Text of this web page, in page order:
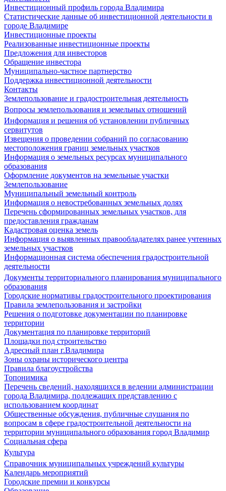
Инвестиционный профиль города Владимира
Статистические данные об инвестиционной деятельности в
городе Владимире
Инвестиционные проекты
Реализованные инвестиционные проекты
Предложения для инвесторов
Обращение инвестора
Муниципально-частное партнерство
Поддержка инвестиционной деятельности
Контакты
Землепользование и градостроительная деятельность
Вопросы землепользования и земельных отношений
Информация и решения об установлении публичных
сервитутов
Извещения о проведении собраний по согласованию
местоположения границ земельных участков
Информация о земельных ресурсах муниципального
образования
Оформление документов на земельные участки
Землепользование
Муниципальный земельный контроль
Информация о невостребованных земельных долях
Перечень сформированных земельных участков, для
предоставления гражданам
Кадастровая оценка земель
Информация о выявленных правообладателях ранее учтенных
земельных участков
Информационная система обеспечения градостроительной
деятельности
Документы территориального планирования муниципального
образования
Городские нормативы градостроительного проектирования
Правила землепользования и застройки
Решения о подготовке документации по планировке
территории
Документация по планировке территорий
Площадки под строительство
Адресный план г.Владимира
Зоны охраны исторического центра
Правила благоустройства
Топонимика
Перечень сведений, находящихся в ведении администрации
города Владимира, подлежащих представлению с
использованием координат
Общественные обсуждения, публичные слушания по
вопросам в сфере градостроительной деятельности на
территории муниципального образования город Владимир
Социальная сфера
Культура
Справочник муниципальных учреждений культуры
Календарь мероприятий
Городские премии и конкурсы